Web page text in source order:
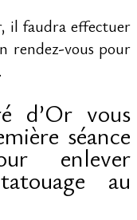
il faudra effectuer
rendez-vous pour
d’Or vous
séance
enlever
au